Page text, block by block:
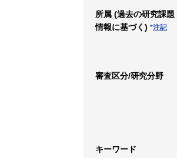
所属 (過去の研究課題
情報に基づく) *注記
審査区分/研究分野
キーワード